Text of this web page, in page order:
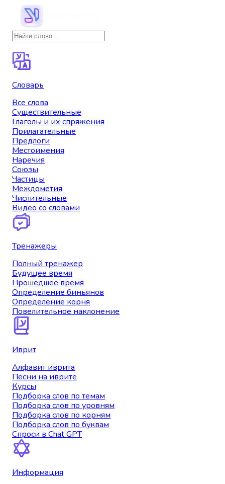
Словарь
Все слова
Существительные
Глаголы и их спряжения
Прилагательные
Предлоги
Местоимения
Наречия
Союзы
Частицы
Междометия
Числительные
Видео со словами
Тренажеры
Полный тренажер
Будущее время
Прошедшее время
Определение биньянов
Определение корня
Повелительное наклонение
Иврит
Алфавит иврита
Песни на иврите
Курсы
Подборка слов по темам
Подборка слов по уровням
Подборка слов по корням
Подборка слов по буквам
Спроси в Chat GPT
Информация